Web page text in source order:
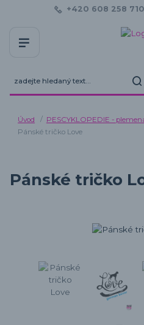
+420 608 258 710
Úvod PESCYKLOPEDIE -
Pánské tričko Love
Pánské tričko